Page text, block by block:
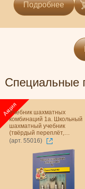
Подробнее
Специальные
Учебник шахматных
комбинаций 1a. Школьный
шахматный учебник
(твёрдый переплёт,
Иващенко)
(арт. 55016)